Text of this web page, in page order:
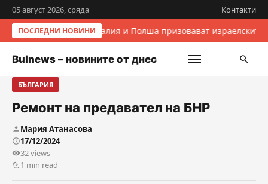
05 август 2026, сряда Контакти
ПОСЛЕДНИ НОВИНИИталия и Полша призовават
Bulnews – новините от днес
БЪЛГАРИЯ
Ремонт на предавател на БНР
Мария Атанасова
17/12/2024
32 views
1 min read